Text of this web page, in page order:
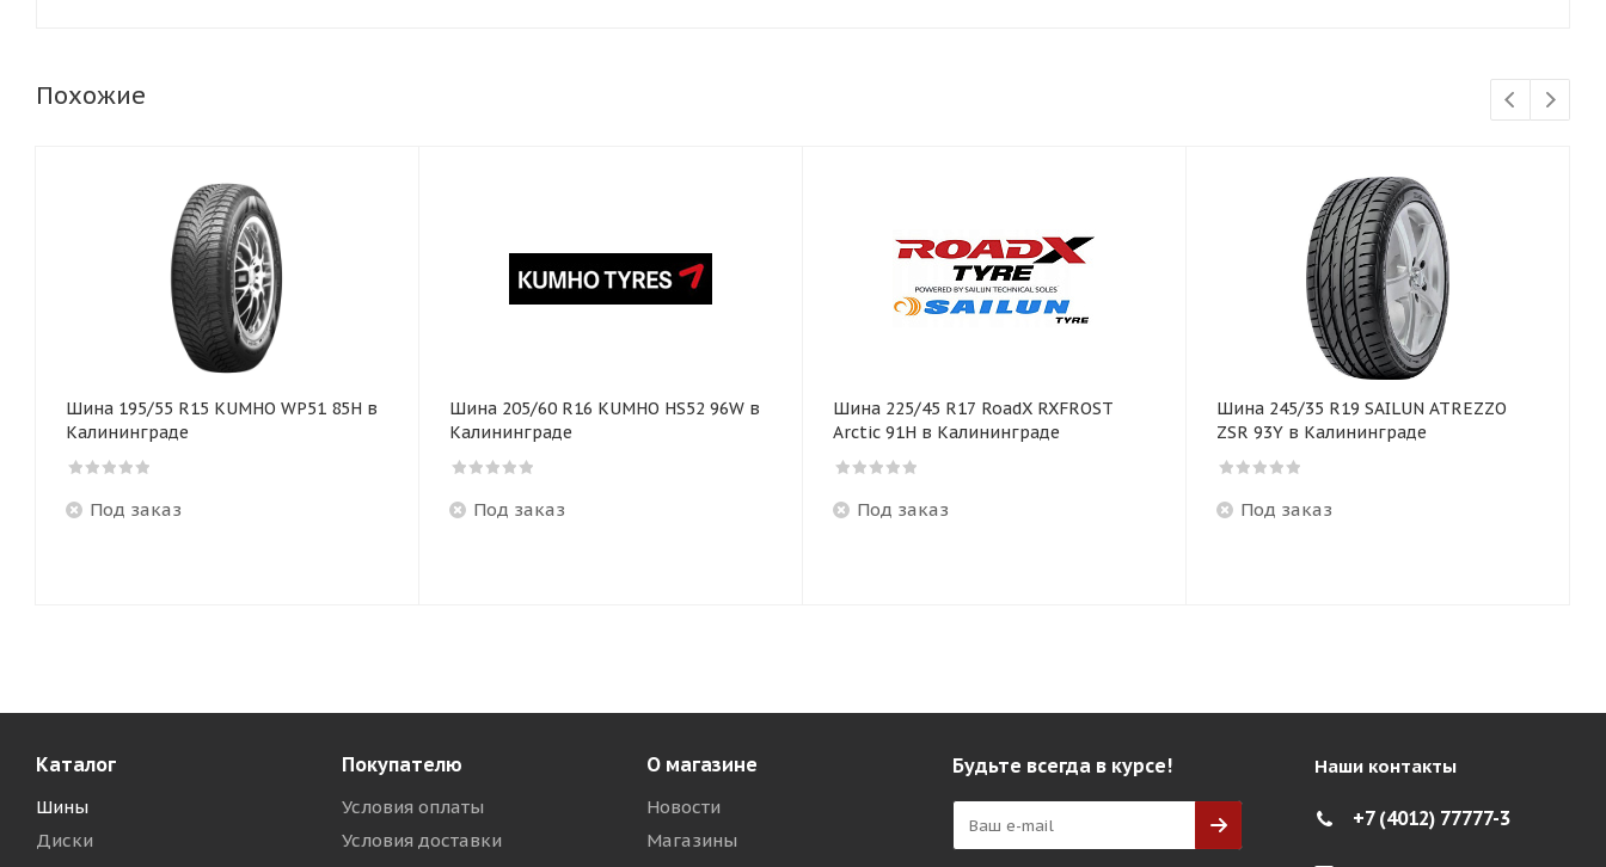
Похожие
Шина 195/55 R15 KUMHO WP51 85H в
Калининграде
Под заказ
Шина 205/60 R16 KUMHO HS52 96W в
Калининграде
Под заказ
Шина 225/45 R17 RoadX RXFROST
Arctic 91H в Калининграде
Под заказ
Шина 245/35 R19 SAILUN ATREZZO
ZSR 93Y в Калининграде
Под заказ
Каталог
Шины
Диски
Покупателю
Условия оплаты
Условия доставки
О магазине
Новости
Магазины
Будьте всегда в курсе! Наши контакты
+7 (4012) 77777-3